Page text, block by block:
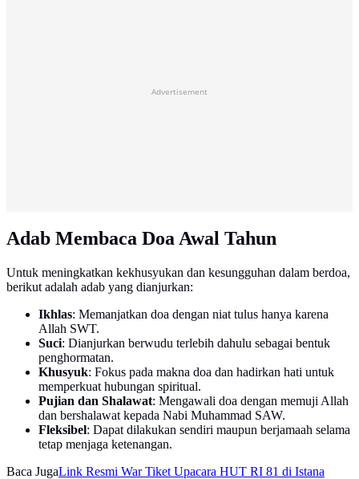
Advertisement
Adab Membaca Doa Awal Tahun
Untuk meningkatkan kekhusyukan dan kesungguhan dalam berdoa,
berikut adalah adab yang dianjurkan:
Ikhlas: Memanjatkan doa dengan niat tulus hanya karena
Allah SWT.
Suci: Dianjurkan berwudu terlebih dahulu sebagai bentuk
penghormatan.
Khusyuk: Fokus pada makna doa dan hadirkan hati untuk
memperkuat hubungan spiritual.
Pujian dan Shalawat: Mengawali doa dengan memuji Allah
dan bershalawat kepada Nabi Muhammad SAW.
Fleksibel: Dapat dilakukan sendiri maupun berjamaah selama
tetap menjaga ketenangan.
Baca JugaLink Resmi War Tiket Upacara HUT RI 81 di Istana